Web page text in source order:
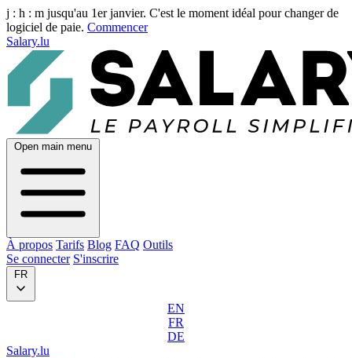
j : h : m jusqu'au 1er janvier. C'est le moment idéal pour changer de
logiciel de paie. Commencer
Salary.lu
Open main menu
À propos Tarifs Blog FAQ Outils
Se connecter S'inscrire
FR
EN
FR
DE
Salary.lu